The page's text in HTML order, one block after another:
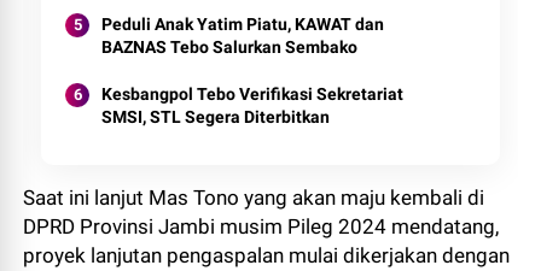
Peduli Anak Yatim Piatu, KAWAT dan
BAZNAS Tebo Salurkan Sembako
Kesbangpol Tebo Verifikasi Sekretariat
SMSI, STL Segera Diterbitkan
Saat ini lanjut Mas Tono yang akan maju kembali di
DPRD Provinsi Jambi musim Pileg 2024 mendatang,
proyek lanjutan pengaspalan mulai dikerjakan dengan